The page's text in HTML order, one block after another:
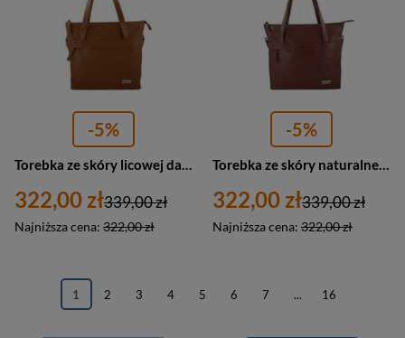
-5%
322,00 zł
Najniższa cena: 322,00 zł
339,00 zł
-5%
322,00 zł
Najniższa cena: 322,00 zł
339,00 zł
1 2 3 4 5 6 7 ... 16